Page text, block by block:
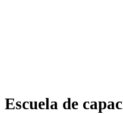
Escuela de